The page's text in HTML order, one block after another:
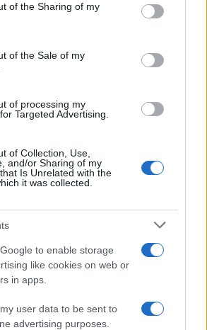
or usage behaviour. You may click to
to Google and its third-party tags to
specified purposes in below Google
of the Sharing of my
of the Sale of my
of processing my
Targeted Advertising.
of Collection, Use,
and/or Sharing of my
Is Unrelated with the
it was collected.
to enable storage
like cookies on web or
in apps.
user data to be sent to
advertising purposes.